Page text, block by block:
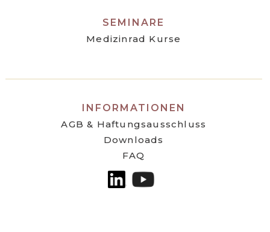
SEMINARE
Medizinrad Kurse
INFORMATIONEN
AGB & Haftungsausschluss
Downloads
FAQ